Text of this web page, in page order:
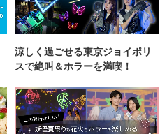
涼しく過ごせる東京ジョイポリ
スで絶叫＆ホラーを満喫！